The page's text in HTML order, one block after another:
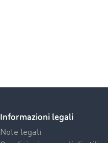
Informazioni legali
Note legali